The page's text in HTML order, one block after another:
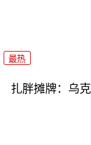
最热
扎胖摊牌：乌